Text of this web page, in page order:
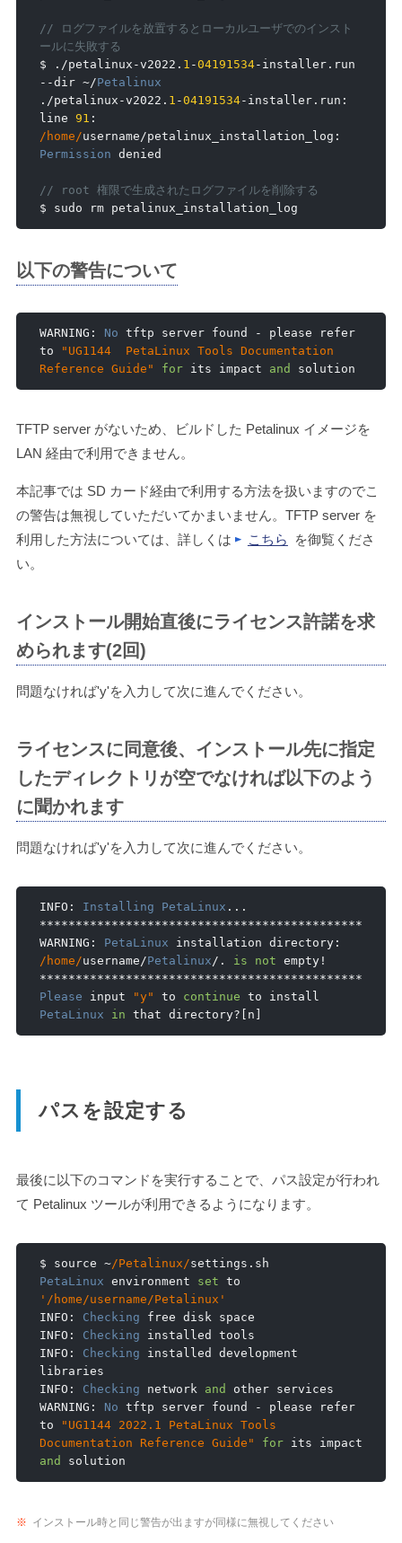
// ログファイルを放置するとローカルユーザでのインスト
ールに失敗する
$
./petalinux -v2022 . 1 -04191534- installer.
--dir ~/Petalinux
./petalinux -v2022 . 1 -04191534- installer. run :
line 91 :
/home/username /petalinux_installation_log :
Permission denied
// root 権限で生成されたログファイルを削除する
$ sudo rm petalinux_installation_log
以下の警告について
WARNING : No tftp server found -
please refer
to
"UG1144  PetaLinux Tools Documentation
Reference Guide"
for its impact and solution
TFTP server がないため、ビルドした Petalinux イメージを
LAN 経由で利用できません。
本記事では SD カード経由で利用する方法を扱いますのでこ
の警告は無視していただいてかまいません。TFTP server を
利用した方法については、詳しくは
こちら
を御覧くださ
い。
インストール開始直後にライセンス許諾を求
められます(2回)
問題なければ'y'を入力して次に進んでください。
ライセンスに同意後、インストール先に指定
したディレクトリが空でなければ以下のよう
に聞かれます
問題なければ'y'を入力して次に進んでください。
INFO : Installing PetaLinux ...
*********************************************
WARNING : PetaLinux installation directory:
/home/username /Petalinux /. is not empty!
*********************************************
Please input "y" to continue
PetaLinux
in that directory?[ n ]
パスを設定する
最後に以下のコマンドを実行することで、パス設定が行われ
て Petalinux ツールが利用できるようになります。
$ source ~/Petalinux/settings .
PetaLinux environment set
'/home/username/Petalinux'
INFO : Checking free disk space
INFO : Checking installed tools
INFO : Checking installed development
libraries
INFO : Checking network and
other services
WARNING : No tftp server found -
please refer
to
"UG1144 2022.1 PetaLinux Tools
Documentation Reference Guide"
for
and
solution
※ インストール時と同じ警告が出ますが同様に無視してください